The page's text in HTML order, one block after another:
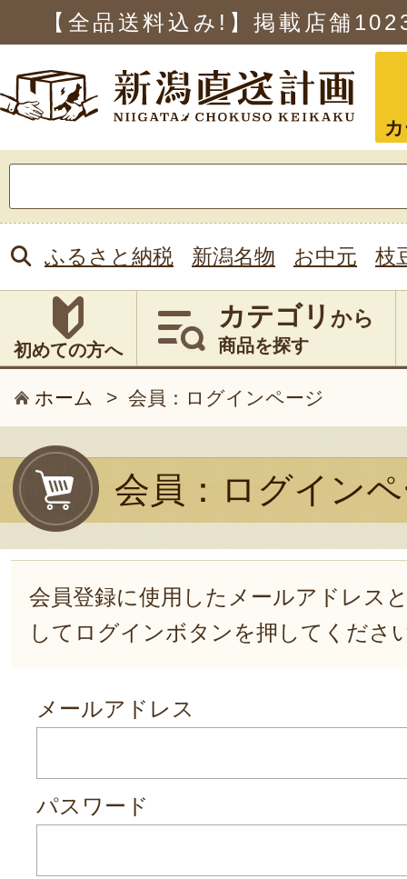
【全品送料込み!】掲載店舗
索:
ふるさと納税 新潟名物 お中元 枝
初めての方へ
カテゴリ から
商品を探す
ホーム > 会員：ログインページ
会員：ログイン
会員登録に使用したメールアドレス
してログインボタンを押してくださ
メールアドレス
パスワード